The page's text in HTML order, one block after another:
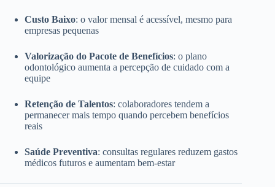
Custo Baixo: o valor mensal é acessível, mesmo para
empresas pequenas
Valorização do Pacote de Benefícios: o plano
odontológico aumenta a percepção de cuidado com a
equipe
Retenção de Talentos: colaboradores tendem a
permanecer mais tempo quando percebem benefícios
reais
Saúde Preventiva: consultas regulares reduzem gastos
médicos futuros e aumentam bem-estar